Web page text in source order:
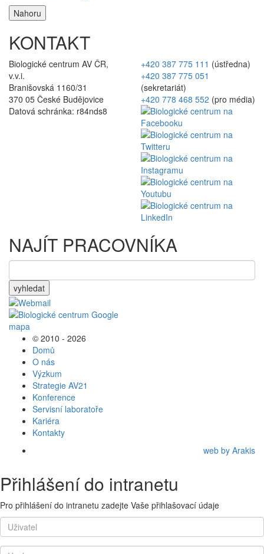
Nahoru
KONTAKT
Biologické centrum AV ČR,
v.v.i.
Branišovská 1160/31
370 05 České Budějovice
Datová schránka: r84nds8
+420 387 775 111 (ústředna)
+420 387 775 051
(sekretariát)
+420 778 468 552 (pro média)
NAJÍT PRACOVNÍKA
vyhledat
© 2010 - 2026
Domů
O nás
Výzkum
Strategie AV21
Konference
Servisní laboratoře
Kariéra
Kontakty
web by Arakis
Přihlášení do intranetu
Pro přihlášení do intranetu zadejte Vaše přihlašovací údaje